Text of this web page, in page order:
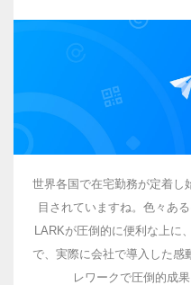
世界各国で在宅勤務が定着し
目されていますね。色々あ
LARKが圧倒的に便利な上に
で、実際に会社で導入した感
レワークで圧倒的成